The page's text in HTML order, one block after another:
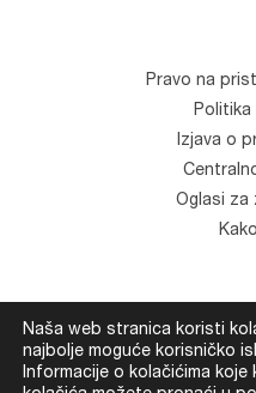
Pravo na
Izjava o
Oglasi za
© Klinika za psihijatriju
Naša web stranica koristi
najbolje moguće korisničko
Informacije o kolačićima